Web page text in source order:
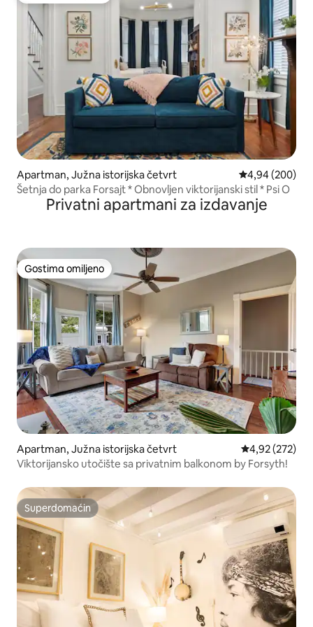
Apartman, Južna istorijska četvrt Prosečna
4,94 (200)
Šetnja do parka Forsajt * Obnovljen viktorijanski stil * Psi O
Privatni apartmani za izdavanje
Gostima omiljeno
Gostima omiljeno
Apartman, Južna istorijska četvrt Prosečna
4,92 (272)
Viktorijansko utočište sa privatnim balkonom by Forsyth!
Superdomaćin
Superdomaćin